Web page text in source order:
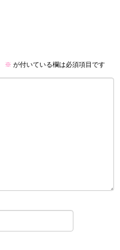
※ が付いている欄は必須項目です